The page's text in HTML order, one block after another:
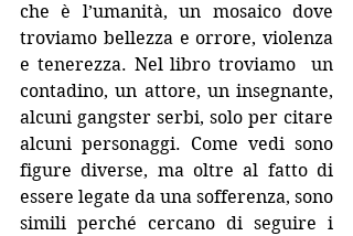
che è l’umanità, un mosaico dove
troviamo bellezza e orrore, violenza
e tenerezza. Nel libro troviamo  un
contadino, un attore, un insegnante,
alcuni gangster serbi, solo per citare
alcuni personaggi. Come vedi sono
figure diverse, ma oltre al fatto di
essere legate da una sofferenza, sono
simili perché cercano di seguire i